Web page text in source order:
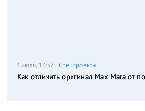
3 июля, 13:57 Спецпроекты
Как отличить оригинал Max Mara от